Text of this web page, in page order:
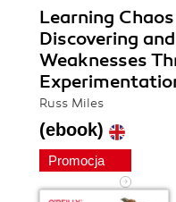
Learning
Discovering
Weaknesses
Russ Miles
(ebook)
Promocja